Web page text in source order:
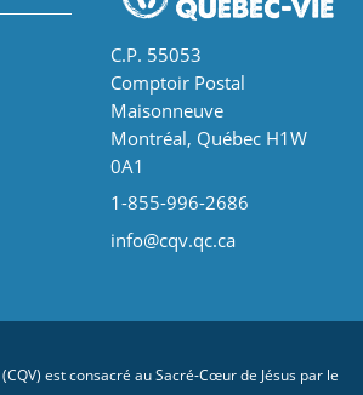
C.P. 55053
Comptoir Postal
Maisonneuve
Montréal, Québec H1W
0A1
1-855-996-2686
info@cqv.qc.ca
est consacré au Sacré-Cœur de Jésus par le